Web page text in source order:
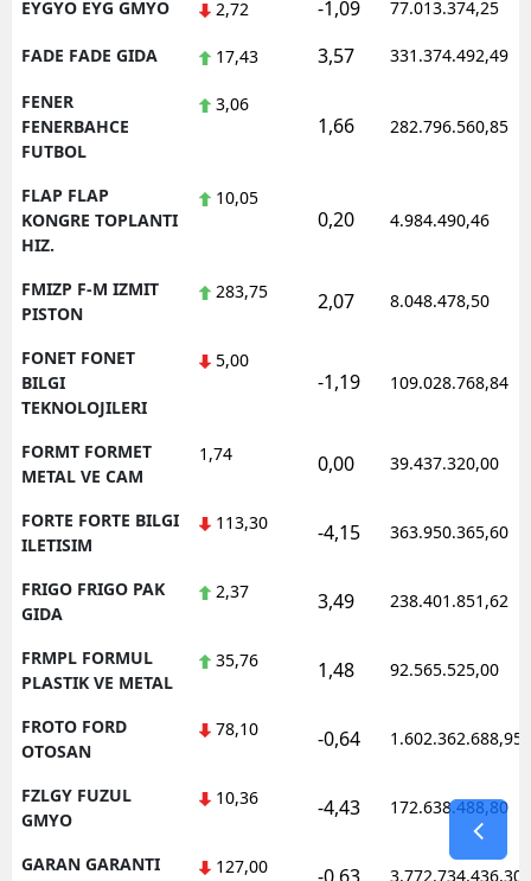
EYGYO EYG GMYO 2,72 -1,09 77.013.374,25
FADE FADE GIDA 17,43 3,57 331.374.492,49
FENER
FENERBAHCE
FUTBOL
3,06
1,66 282.796.560,85
FLAP FLAP
KONGRE TOPLANTI
HIZ.
10,05
0,20 4.984.490,46
FMIZP F-M IZMIT
PISTON
283,75 2,07 8.048.478,50
FONET FONET
BILGI
TEKNOLOJILERI
5,00
-1,19 109.028.768,84
FORMT FORMET
METAL VE CAM
1,74 0,00 39.437.320,00
FORTE FORTE BILGI
ILETISIM
113,30 -4,15 363.950.365,60
FRIGO FRIGO PAK
GIDA
2,37 3,49 238.401.851,62
FRMPL FORMUL
PLASTIK VE METAL
35,76 1,48 92.565.525,00
FROTO FORD
OTOSAN
78,10 -0,64 1.602.362.688,95
FZLGY FUZUL
GMYO
10,36 -4,43 172.638.488,80
GARAN GARANTI
127,00 3.772.734.436,30